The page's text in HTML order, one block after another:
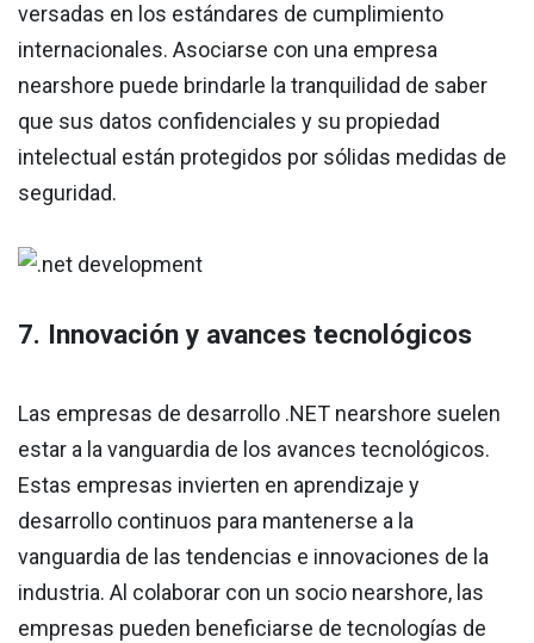
versadas en los estándares de cumplimiento
internacionales. Asociarse con una empresa
nearshore puede brindarle la tranquilidad de saber
que sus datos confidenciales y su propiedad
intelectual están protegidos por sólidas medidas de
seguridad.
7. Innovación y avances tecnológicos
Las empresas de desarrollo .NET nearshore suelen
estar a la vanguardia de los avances tecnológicos.
Estas empresas invierten en aprendizaje y
desarrollo continuos para mantenerse a la
vanguardia de las tendencias e innovaciones de la
industria. Al colaborar con un socio nearshore, las
empresas pueden beneficiarse de tecnologías de